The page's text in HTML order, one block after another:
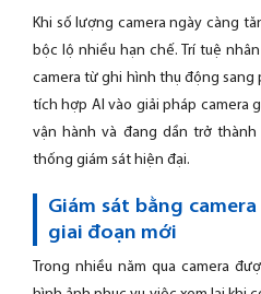
Khi số lượng camera ngày càng
bộc lộ nhiều hạn chế. Trí tuệ
camera từ ghi hình thụ động sang
tích hợp AI vào giải pháp camera
vận hành và đang dần trở
thống giám sát hiện đại.
Giám sát bằng
giai đoạn mới
Trong nhiều năm qua camera